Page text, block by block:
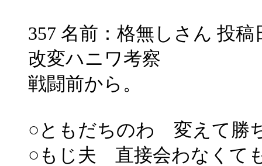
357 名前：格無しさん 投稿
改変ハニワ考察
戦闘前から。
○ともだちのわ 変えて勝
○もじ夫 直接会わなくて